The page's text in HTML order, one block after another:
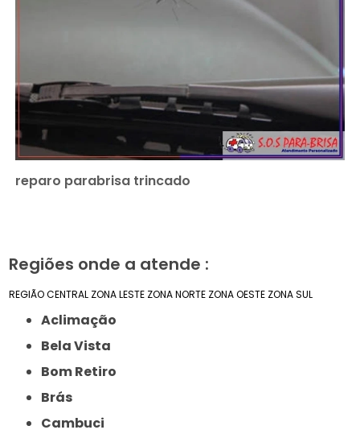
reparo parabrisa trincado
Regiões onde a atende :
REGIÃO CENTRAL ZONA LESTE ZONA NORTE ZONA OESTE ZONA SUL
Aclimação
Bela Vista
Bom Retiro
Brás
Cambuci